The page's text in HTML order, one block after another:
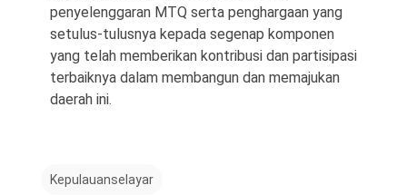
penyelenggaran MTQ serta penghargaan yang
setulus-tulusnya kepada segenap komponen
yang telah memberikan kontribusi dan partisipasi
terbaiknya dalam membangun dan memajukan
daerah ini.
Kepulauanselayar